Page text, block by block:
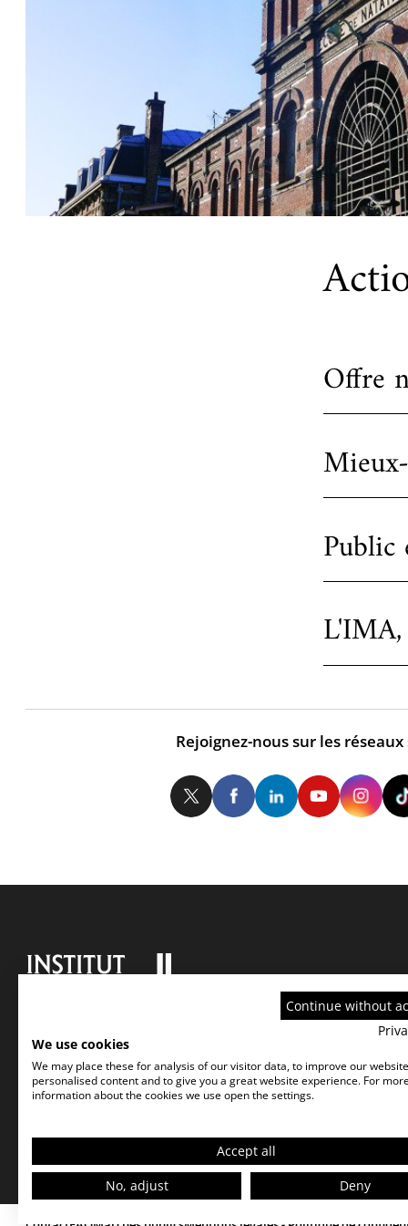
Offre
Public
Rejoignez-nous sur les réseaux
TwitterFacebookLinkedIn
Continue without
We use cookies
We may place these for analysis of our visitor data, to improve our
personalised content and to give you a great website experience. For
information about the cookies we use open the settings.
Accept all
No, adjust
Deny